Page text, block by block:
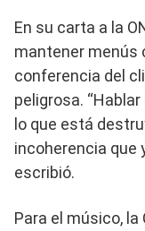
En su carta a la
mantener menús
conferencia del
peligrosa.
lo que está
incoherencia que
escribió.
Para el músico,